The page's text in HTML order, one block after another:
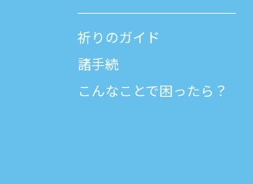
祈りのガイド
諸⼿続
こんなことで困ったら？